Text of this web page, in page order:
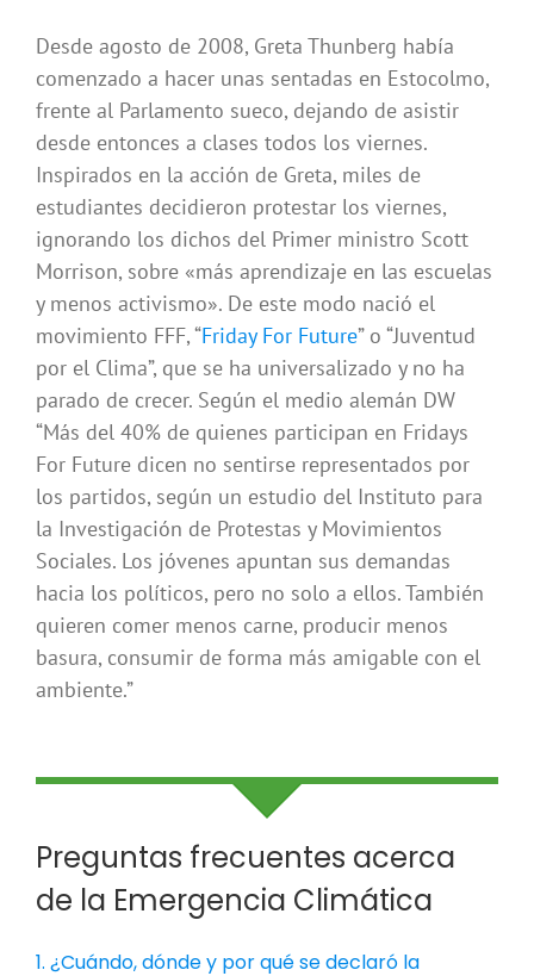
Desde agosto de 2008, Greta Thunberg había
comenzado a hacer unas sentadas en Estocolmo,
frente al Parlamento sueco, dejando de asistir
desde entonces a clases todos los viernes.
Inspirados en la acción de Greta, miles de
estudiantes decidieron protestar los viernes,
ignorando los dichos del Primer ministro Scott
Morrison, sobre «más aprendizaje en las escuelas
y menos activismo». De este modo nació el
movimiento FFF, “Friday For Future” o “Juventud
por el Clima”, que se ha universalizado y no ha
parado de crecer. Según el medio alemán DW
“Más del 40% de quienes participan en Fridays
For Future dicen no sentirse representados por
los partidos, según un estudio del Instituto para
la Investigación de Protestas y Movimientos
Sociales. Los jóvenes apuntan sus demandas
hacia los políticos, pero no solo a ellos. También
quieren comer menos carne, producir menos
basura, consumir de forma más amigable con el
ambiente.”
Preguntas frecuentes acerca
de la Emergencia Climática
1. ¿Cuándo, dónde y por qué se declaró la